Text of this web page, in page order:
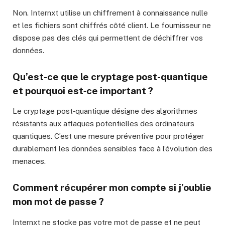
Non. Internxt utilise un chiffrement à connaissance nulle
et les fichiers sont chiffrés côté client. Le fournisseur ne
dispose pas des clés qui permettent de déchiffrer vos
données.
Qu’est-ce que le cryptage post-quantique
et pourquoi est‑ce important ?
Le cryptage post‑quantique désigne des algorithmes
résistants aux attaques potentielles des ordinateurs
quantiques. C’est une mesure préventive pour protéger
durablement les données sensibles face à l’évolution des
menaces.
Comment récupérer mon compte si j’oublie
mon mot de passe ?
Internxt ne stocke pas votre mot de passe et ne peut